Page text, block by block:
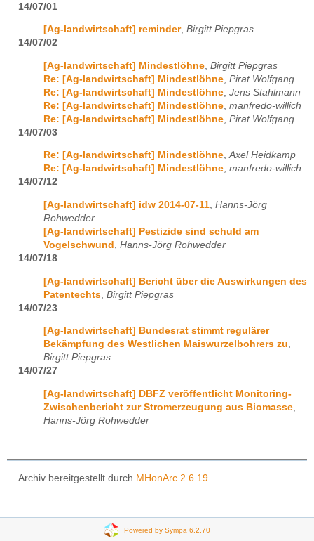
14/07/01
[Ag-landwirtschaft] reminder, Birgitt Piepgras
14/07/02
[Ag-landwirtschaft] Mindestlöhne Birgitt Piepgras
Re: [Ag-landwirtschaft] Mindestlöhne Pirat Wolfgang
Re: [Ag-landwirtschaft] Mindestlöhne Jens Stahlmann
Re: [Ag-landwirtschaft] Mindestlöhne manfredo-willich
Re: [Ag-landwirtschaft] Mindestlöhne Pirat Wolfgang
14/07/03
Re: [Ag-landwirtschaft] Mindestlöhne,Axel Heidkamp
Re: [Ag-landwirtschaft] Mindestlöhne, manfredo-willich
14/07/12
[Ag-landwirtschaft] idw 2014-07-11 Hanns-Jörg
Rohwedder
[Ag-landwirtschaft] Pestizide sind schuld am
Vogelschwund
Hanns-Jörg Rohwedder
14/07/18
[Ag-landwirtschaft] Bericht über die Auswirkungen des
Patentechts Birgitt Piepgras
14/07/23
[Ag-landwirtschaft] Bundesrat stimmt regulärer
Bekämpfung des Westlichen Maiswurzelbohrers zu,
Birgitt Piepgras
14/07/27
[Ag-landwirtschaft] DBFZ veröffentlicht Monitoring-
Zwischenbericht zur Stromerzeugung aus Biomasse
Hanns-Jörg Rohwedder
Archiv bereitgestellt durch MHonArc 2.6.19
Powered by Sympa 6.2.70